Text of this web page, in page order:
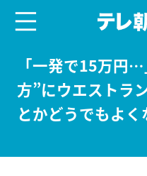
「一発で15万円
方”にウエストラ
とかどうでもよく